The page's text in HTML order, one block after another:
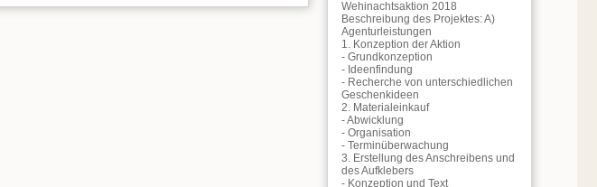
Wehinachtsaktion 2018
Beschreibung des Projektes: A)
Agenturleistungen
1. Konzeption der Aktion
- Grundkonzeption
- Ideenfindung
- Recherche von unterschiedlichen
Geschenkideen
2. Materialeinkauf
- Abwicklung
- Organisation
- Terminüberwachung
3. Erstellung des Anschreibens und
des Aufklebers
- Konzeption und Text